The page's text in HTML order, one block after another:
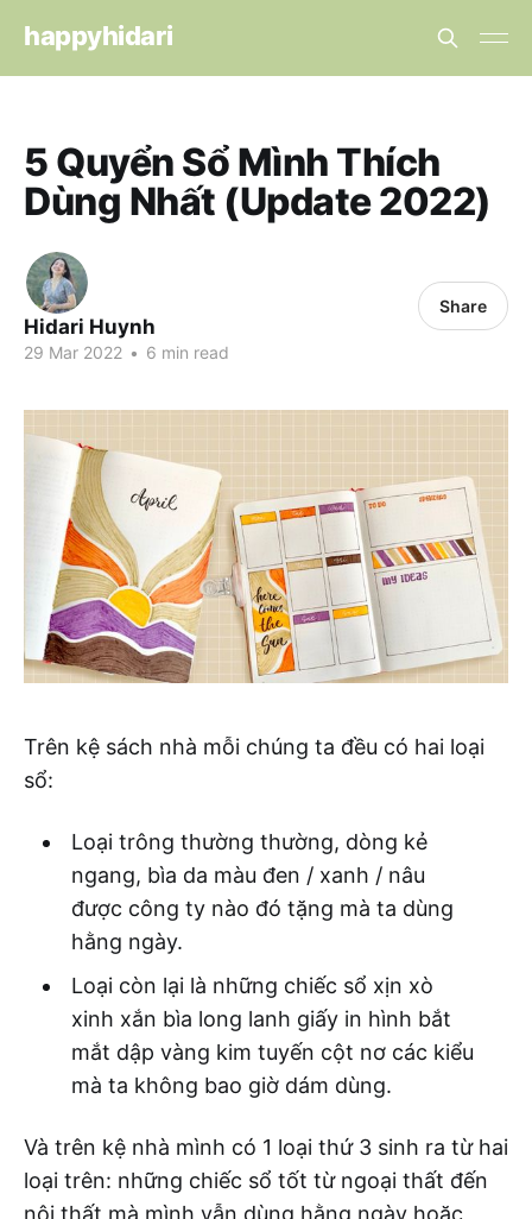
happyhidari
5 Quyển Sổ Mình Thích
Dùng Nhất (Update 2022)
Hidari Huynh
29 Mar 2022 • 6 min read
Share
Trên kệ sách nhà mỗi chúng ta đều có hai loại
sổ:
Loại trông thường thường, dòng kẻ
ngang, bìa da màu đen / xanh / nâu
được công ty nào đó tặng mà ta dùng
hằng ngày.
Loại còn lại là những chiếc sổ xịn xò
xinh xắn bìa long lanh giấy in hình bắt
mắt dập vàng kim tuyến cột nơ các kiểu
mà ta không bao giờ dám dùng.
Và trên kệ nhà mình có 1 loại thứ 3 sinh ra từ hai
loại trên: những chiếc sổ tốt từ ngoại thất đến
nội thất mà mình vẫn dùng hằng ngày hoặc